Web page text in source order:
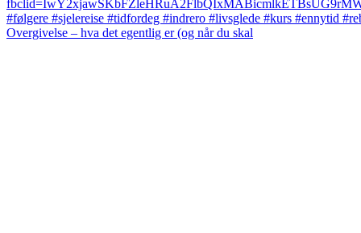
Overgivelse – hva det egentlig er (og når du skal